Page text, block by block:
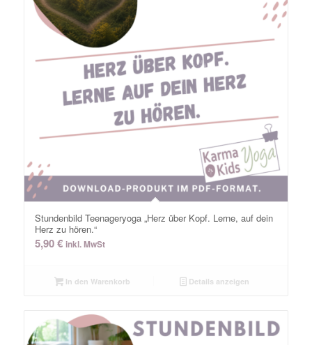
Stundenbild Teenageryoga „Herz über Kopf. Lerne, auf dein
Herz zu hören.“
5,90€ inkl. MwSt
In den Warenkorb Details anzeigen